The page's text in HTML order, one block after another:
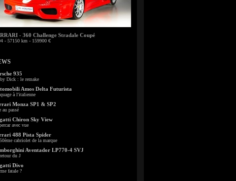
- 360 Challenge Stradale Coupé
- 57150 km - 159900 €
935
Dick : le remake
Amos Delta Futurista
à l'italienne
Monza SP1 & SP2
au passé
Chiron Sky View
avec vue
488 Pista Spider
cabriolet de la marque
Aventador LP770-4 SVJ
du J
Divo
fatale ?